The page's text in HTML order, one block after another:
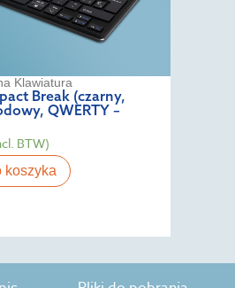
Klawiatura
Break (czarny,
QWERTY –
BTW)
koszyka